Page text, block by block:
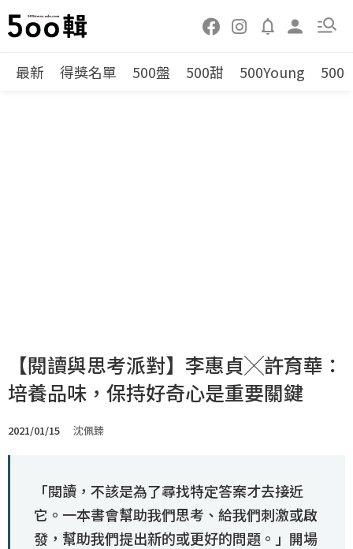
最新 得獎名單 500盤 500甜 500Young 500
【閱讀與思考派對】李惠貞╳許育華：
培養品味，保持好奇心是重要關鍵
2021/01/15 沈佩臻
「閱讀，不該是為了尋找特定答案才去接近
它。一本書會幫助我們思考、給我們刺激或啟
發，幫助我們提出新的或更好的問題。」開場